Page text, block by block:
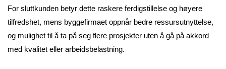
For sluttkunden betyr dette raskere ferdigstillelse og høyere
tilfredshet, mens byggefirmaet oppnår bedre ressursutnyttelse,
og mulighet til å ta på seg flere prosjekter uten å gå på akkord
med kvalitet eller arbeidsbelastning.